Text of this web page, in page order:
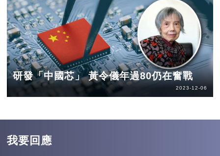
研發「中國芯」 黃令儀年過80仍在奮戰
2023-12-06
我要回應